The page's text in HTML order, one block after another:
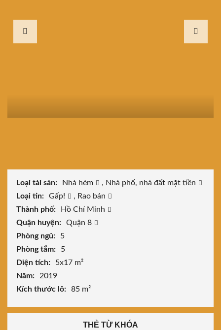
Loại tài sản: Nhà hẻm , Nhà phố, nhà đất mặt tiền
Loại tin:
Gấp! , Rao bán
Thành phố:
Hồ Chí Minh
Quận huyện:
Quận 8
Phòng ngủ:
5
Phòng tắm:
5
Diện tích:
5x17 m²
Năm:
2019
Kích thước lô:
85 m²
THẺ TỪ KHÓA